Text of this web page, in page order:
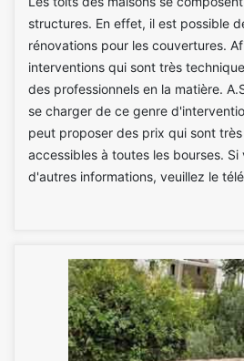
structures. En effet, il est possible
rénovations pour les couvertures.
interventions qui sont très
des professionnels en la matière.
se charger de ce genre
peut proposer des prix qui sont
accessibles à toutes les bourses.
d'autres informations, veuillez le